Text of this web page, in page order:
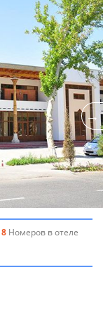
8 Номеров в отеле